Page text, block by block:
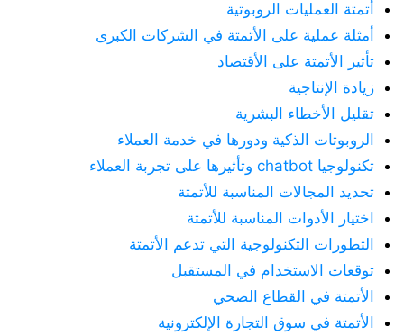
أتمتة العمليات الروبوتية
أمثلة عملية على الأتمتة في الشركات الكبرى
تأثير الأتمتة على الأقتصاد
زيادة الإنتاجية
تقليل الأخطاء البشرية
الروبوتات الذكية ودورها في خدمة العملاء
تكنولوجيا chatbot وتأثيرها على تجربة العملاء
تحديد المجالات المناسبة للأتمتة
اختيار الأدوات المناسبة للأتمتة
التطورات التكنولوجية التي تدعم الأتمتة
توقعات الاستخدام في المستقبل
الأتمتة في القطاع الصحي
الأتمتة في سوق التجارة الإلكترونية